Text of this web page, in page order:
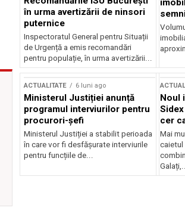
în urma avertizării de ninsori
puternice
Inspectoratul General pentru Situații
de Urgență a emis recomandări
pentru populație, în urma avertizării...
ACTUALITATE 6 luni ago
Ministerul Justiției anunță
programul interviurilor pentru
procurori-șefi
Ministerul Justiției a stabilit perioada
în care vor fi desfășurate interviurile
pentru funcțiile de...
Noul
cer
Mai
caietul